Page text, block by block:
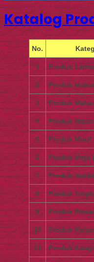
Katalog
No.
1 Produk
2 Produk
3 Produk
4 Produk
5 Produk Motif
6 Produk Meja
7 Produk
8 Produk
9 Produk
10 Produk
11 Produk